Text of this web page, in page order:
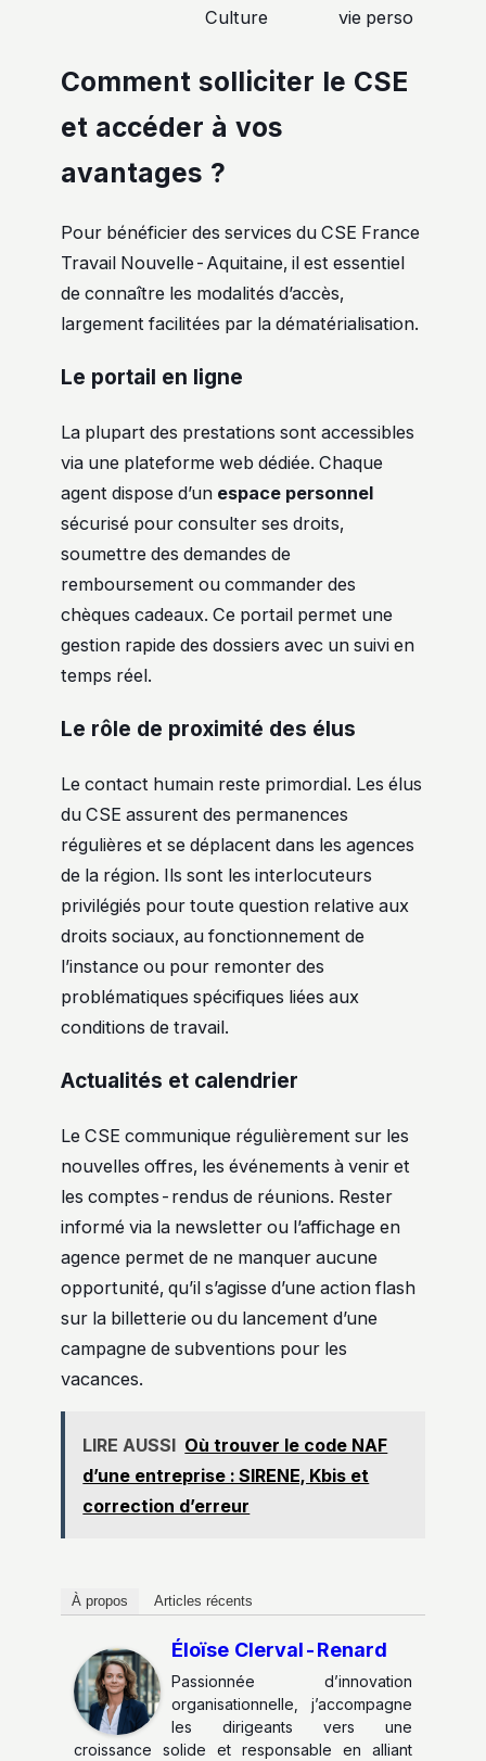
Culture vie perso
Comment solliciter le CSE
et accéder à vos
avantages ?
Pour bénéficier des services du CSE France
Travail Nouvelle-Aquitaine, il est essentiel
de connaître les modalités d’accès,
largement facilitées par la dématérialisation.
Le portail en ligne
La plupart des prestations sont accessibles
via une plateforme web dédiée. Chaque
agent dispose d’un espace personnel
sécurisé pour consulter ses droits,
soumettre des demandes de
remboursement ou commander des
chèques cadeaux. Ce portail permet une
gestion rapide des dossiers avec un suivi en
temps réel.
Le rôle de proximité des élus
Le contact humain reste primordial. Les élus
du CSE assurent des permanences
régulières et se déplacent dans les agences
de la région. Ils sont les interlocuteurs
privilégiés pour toute question relative aux
droits sociaux, au fonctionnement de
l’instance ou pour remonter des
problématiques spécifiques liées aux
conditions de travail.
Actualités et calendrier
Le CSE communique régulièrement sur les
nouvelles offres, les événements à venir et
les comptes-rendus de réunions. Rester
informé via la newsletter ou l’affichage en
agence permet de ne manquer aucune
opportunité, qu’il s’agisse d’une action flash
sur la billetterie ou du lancement d’une
campagne de subventions pour les
vacances.
LIRE AUSSI Où trouver le code NAF
d’une entreprise : SIRENE, Kbis et
correction d’erreur
À propos Articles récents
Éloïse Clerval-Renard
Passionnée d’innovation
organisationnelle, j’accompagne
les dirigeants vers une
croissance solide et responsable en alliant